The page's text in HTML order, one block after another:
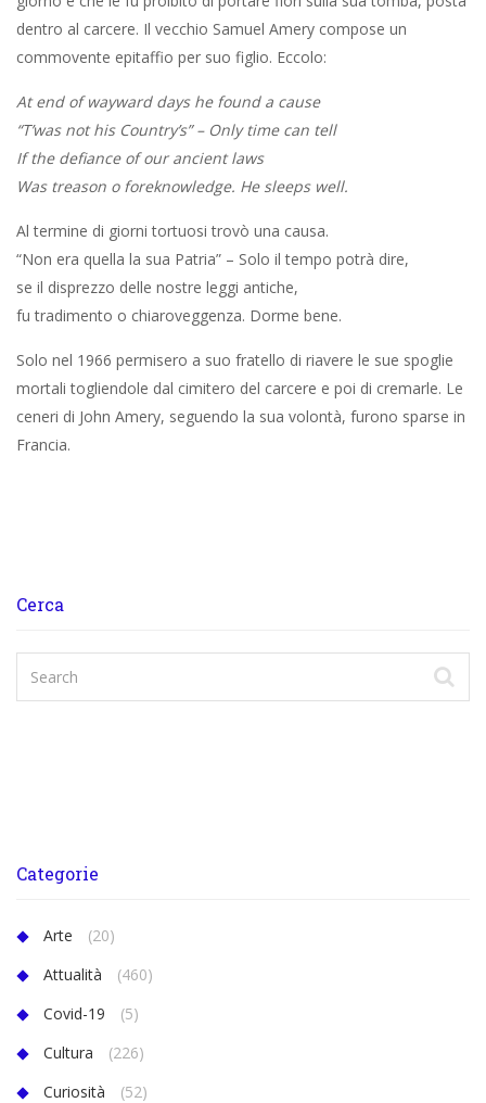
dentro al carcere. Il vecchio Samuel Amery compose un
commovente epitaffio per suo figlio. Eccolo:
At end of wayward days he found a cause
“T’was not his Country’s” – Only time can tell
If the defiance of our ancient laws
Was treason o foreknowledge. He sleeps well.
Al termine di giorni tortuosi trovò una causa.
“Non era quella la sua Patria” – Solo il tempo potrà dire,
se il disprezzo delle nostre leggi antiche,
fu tradimento o chiaroveggenza. Dorme bene.
Solo nel 1966 permisero a suo fratello di riavere le sue spoglie
mortali togliendole dal cimitero del carcere e poi di cremarle. Le
ceneri di John Amery, seguendo la sua volontà, furono sparse in
Francia.
Cerca
Categorie
Arte
(20)
Attualità
(460)
Covid-19
(5)
Cultura
(226)
Curiosità
(52)